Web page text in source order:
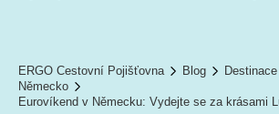
ERGO Cestovní Pojišťovna Blog Destinace
Německo
Eurovíkend v Německu: Vydejte se za krásami